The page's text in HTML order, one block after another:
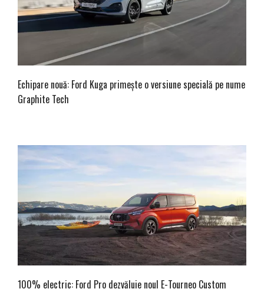
Echipare nouă: Ford Kuga primește o versiune specială pe nume
Graphite Tech
100% electric: Ford Pro dezvăluie noul E-Tourneo Custom